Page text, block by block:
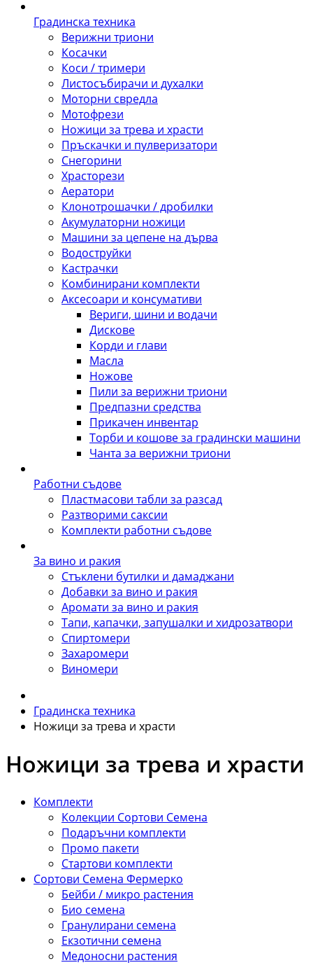
Градинска техника
Верижни триони
Косачки
Коси / тримери
Листосъбирачи и духалки
Моторни свредла
Мотофрези
Ножици за трева и храсти
Пръскачки и пулверизатори
Снегорини
Храсторези
Аератори
Клонотрошачки / дробилки
Акумулаторни ножици
Машини за цепене на дърва
Водоструйки
Кастрачки
Комбинирани комплекти
Аксесоари и консумативи
Вериги, шини и водачи
Дискове
Корди и глави
Масла
Ножове
Пили за верижни триони
Предпазни средства
Прикачен инвентар
Торби и кошове за градински машини
Чанта за верижни триони
Работни съдове
Пластмасови табли за разсад
Разтворими саксии
Комплекти работни съдове
За вино и ракия
Стъклени бутилки и дамаджани
Добавки за вино и ракия
Аромати за вино и ракия
Тапи, капачки, запушалки и хидрозатвори
Спиртомери
Захаромери
Виномери
Градинска техника
Ножици за трева и храсти
Ножици за трева и храсти
Комплекти
Колекции Сортови Семена
Подаръчни комплекти
Промо пакети
Стартови комплекти
Сортови Семена Фермерко
Бейби / микро растения
Био семена
Гранулирани семена
Екзотични семена
Медоносни растения